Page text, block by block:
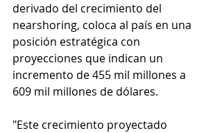
derivado del crecimiento del
nearshoring, coloca al país en una
posición estratégica con
proyecciones que indican un
incremento de 455 mil millones a
609 mil millones de dólares.
"Este crecimiento proyectado